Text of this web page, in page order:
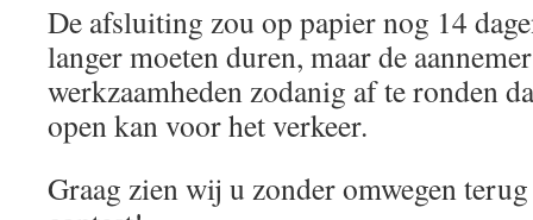
De afsluiting zou op papier nog 14
langer moeten duren, maar de
werkzaamheden zodanig af te ronden
open kan voor het verkeer.
Graag zien wij u zonder omwegen